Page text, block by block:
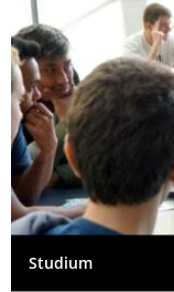
Studium